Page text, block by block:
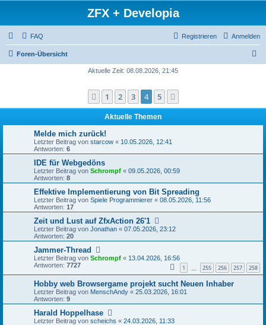
ZFX + Developia
FAQ Anmelden
Registrieren
Foren-Übersicht
e
Aktuelle Zeit: 08.08.2026, 21:45
Vorherige
1 2 3 4 5
Aktuelle Themen
Melde mich zurück!
Letzter Beitrag von starcow « 10.05.2026, 12:41
Antworten: 6
IDE für Webgedöns
Letzter Beitrag von Schrompf « 09.05.2026, 00:59
Antworten: 8
Effektive Implementierung von Bit Spreading
Letzter Beitrag von Spiele Programmierer « 08.05.2026, 11:56
Antworten: 17
Zeit und Lust auf ZfxAction 26'1
Letzter Beitrag von Jonathan « 07.05.2026, 23:12
Antworten: 20
Jammer-Thread
Letzter Beitrag von Schrompf « 13.04.2026, 16:56
Antworten: 7727 1 255 256 257 258
Hobby web Browsergame projekt sucht Neuen Inhaber
Letzter Beitrag von MenschAndy « 25.03.2026, 16:01
Antworten: 9
Harald Hoppelhase
Letzter Beitrag von scheichs « 24.03.2026, 11:33